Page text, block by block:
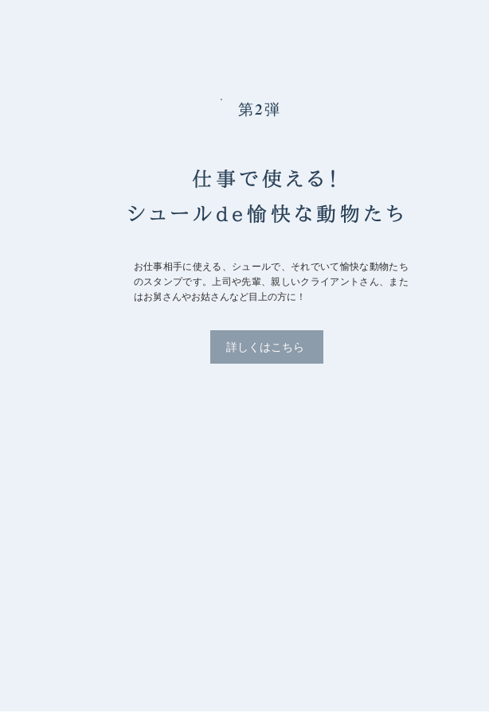
第2弾
仕事で使える！
シュールde愉快な動物たち
お仕事相手に使える、シュールで、それでいて愉快な動物たち
のスタンプです。上司や先輩、親しいクライアントさん、また
はお舅さんやお姑さんなど目上の方に！
詳しくはこちら